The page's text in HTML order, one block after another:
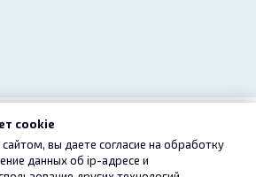
freelance.boutique
Конфиденциальность
cookie
вы даете согласие на обработку
данных об ip-адресе и